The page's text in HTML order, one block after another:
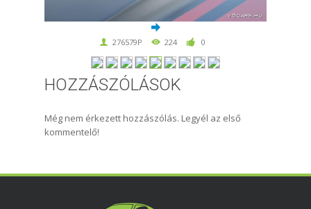
276579P 224 0
HOZZÁSZÓLÁSOK
Még nem érkezett hozzászólás. Legyél az első
kommentelő!